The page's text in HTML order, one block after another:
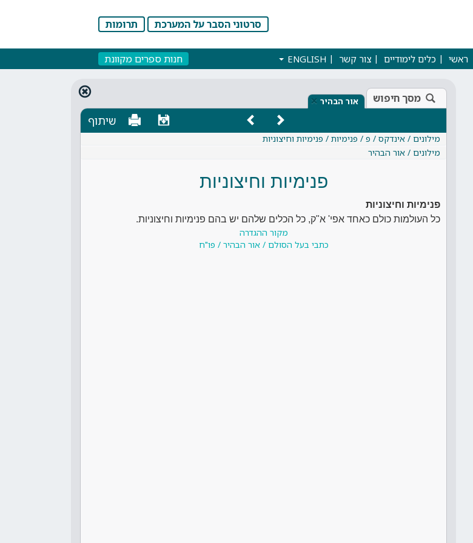
סרטוני הסבר על המערכת תרומות
ראשי כלים לימודיים צור קשר ENGLISH חנות ספרים מקוונת
מסך חיפוש אור הבהיר ×
שיתוף
מילונים / אינדקס / פ / פנימיות / פנימיות וחיצוניות
מילונים / אור הבהיר
פנימיות וחיצוניות
פנימיות וחיצוניות
כל העולמות כולם כאחד אפי' א"ק, כל הכלים שלהם יש בהם פנימיות וחיצוניות.
מקור ההגדרה
כתבי בעל הסולם / אור הבהיר / פו"ח